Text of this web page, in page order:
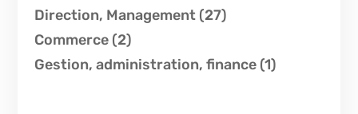
Direction, Management(27)
Commerce(2)
Gestion, administration, finance(1)